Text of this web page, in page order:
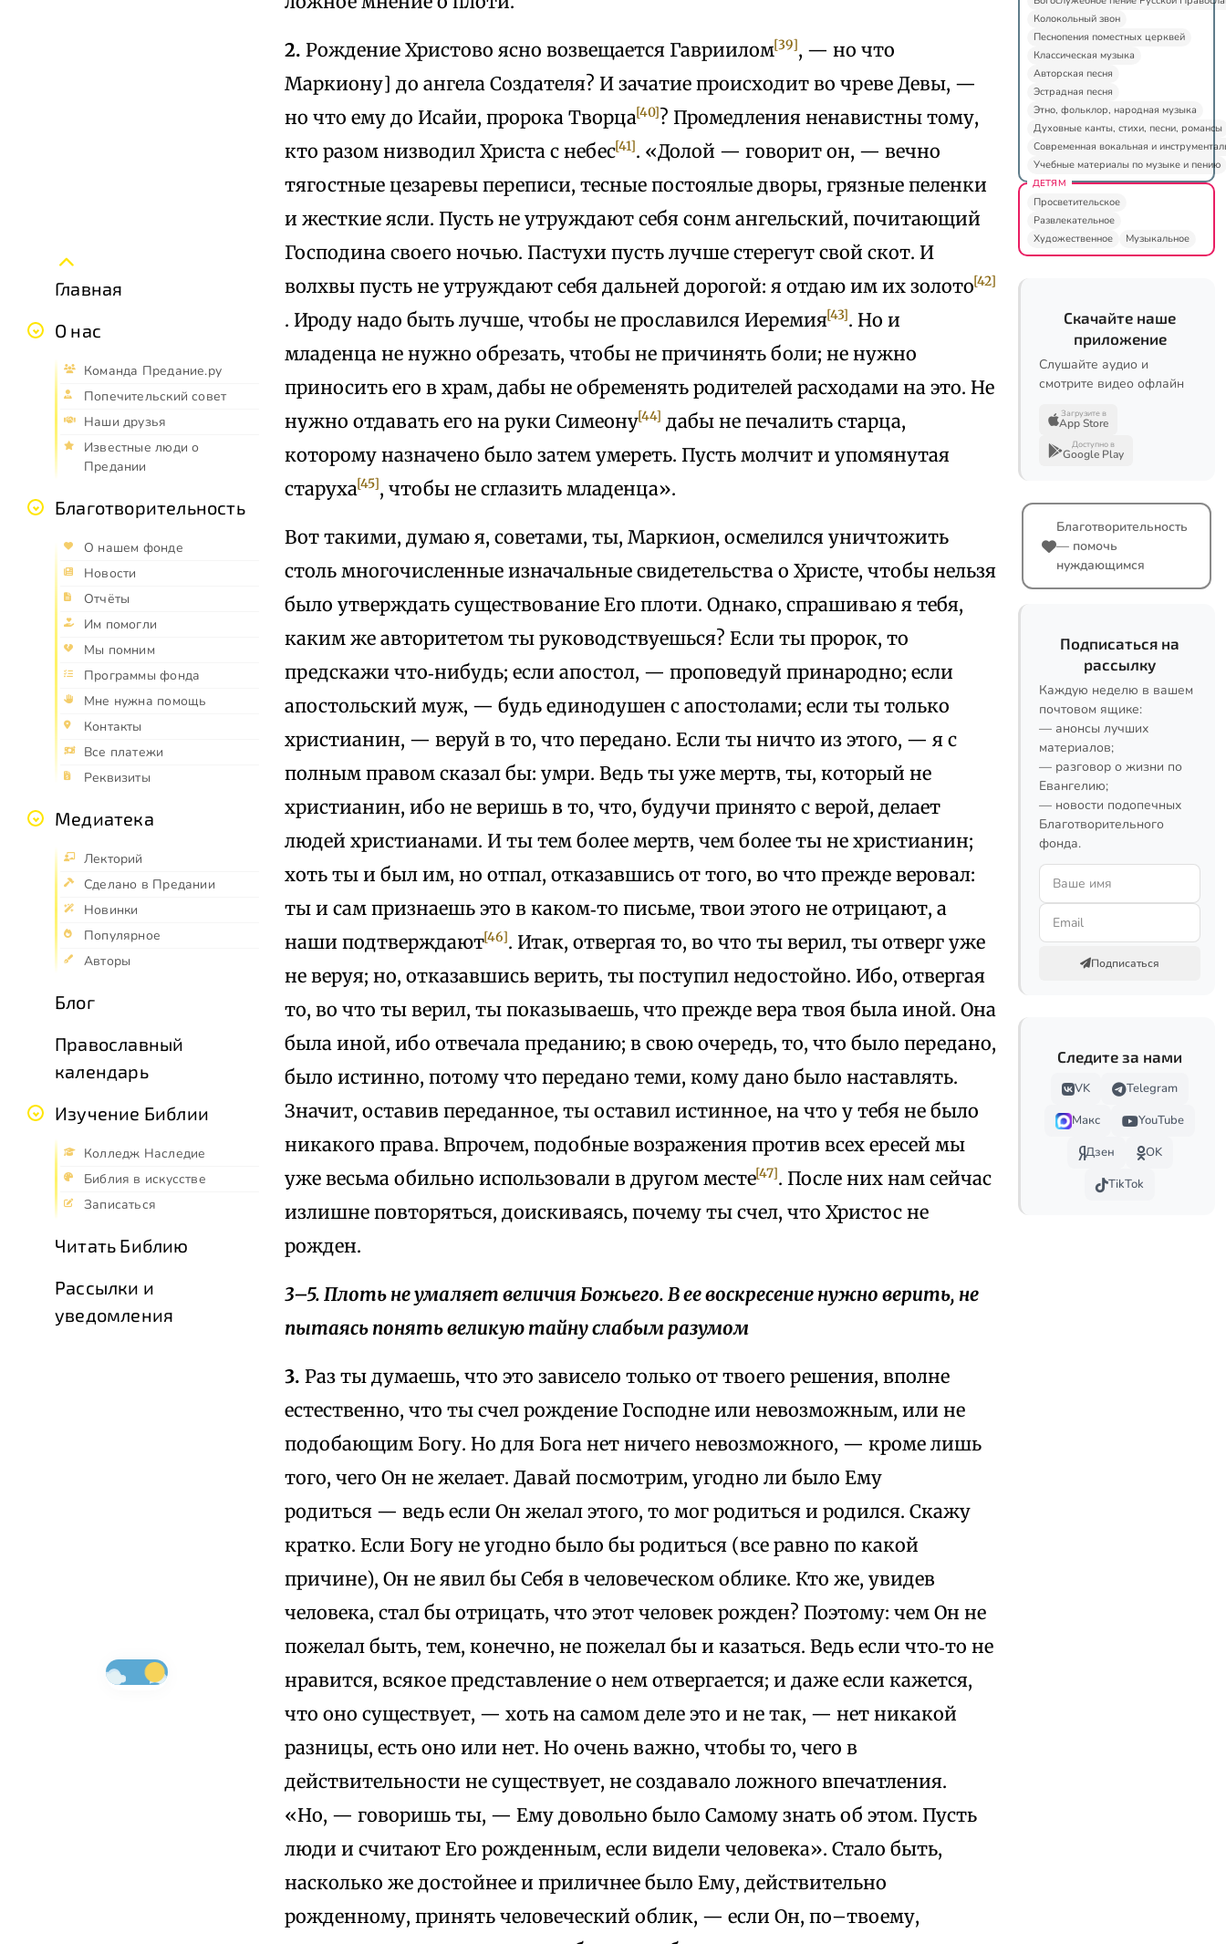
Главная
О нас
Команда Предание.ру
Попечительский совет
Наши друзья
Известные люди о
Предании
Благотворительность
О нашем фонде
Новости
Отчёты
Им помогли
Мы помним
Программы фонда
Мне нужна помощь
Контакты
Все платежи
Реквизиты
Медиатека
Лекторий
Сделано в Предании
Новинки
Популярное
Авторы
Блог
Православный
календарь
Изучение Библии
Колледж Наследие
Библия в искусстве
Записаться
Читать Библию
Рассылки и
уведомления
2. Рождение Христово ясно возвещается Гавриилом[39], — но что
Маркиону] до ангела Создателя? И зачатие происходит во чреве Девы, —
но что ему до Исайи, пророка Творца[40]? Промедления ненавистны тому,
кто разом низводил Христа с небес[41]. «Долой — говорит он, — вечно
тягостные цезаревы переписи, тесные постоялые дворы, грязные пеленки
и жесткие ясли. Пусть не утруждают себя сонм ангельский, почитающий
Господина своего ночью. Пастухи пусть лучше стерегут свой скот. И
волхвы пусть не утруждают себя дальней дорогой: я отдаю им их золото[42]
. Ироду надо быть лучше, чтобы не прославился Иеремия[43]. Но и
младенца не нужно обрезать, чтобы не причинять боли; не нужно
приносить его в храм, дабы не обременять родителей расходами на это. Не
нужно отдавать его на руки Симеону[44] дабы не печалить старца,
которому назначено было затем умереть. Пусть молчит и упомянутая
старуха[45], чтобы не сглазить младенца».
Вот такими, думаю я, советами, ты, Маркион, осмелился уничтожить
столь многочисленные изначальные свидетельства о Христе, чтобы нельзя
было утверждать существование Его плоти. Однако, спрашиваю я тебя,
каким же авторитетом ты руководствуешься? Если ты пророк, то
предскажи что‑нибудь; если апостол, — проповедуй принародно; если
апостольский муж, — будь единодушен с апостолами; если ты только
христианин, — веруй в то, что передано. Если ты ничто из этого, — я с
полным правом сказал бы: умри. Ведь ты уже мертв, ты, который не
христианин, ибо не веришь в то, что, будучи принято с верой, делает
людей христианами. И ты тем более мертв, чем более ты не христианин;
хоть ты и был им, но отпал, отказавшись от того, во что прежде веровал:
ты и сам признаешь это в каком‑то письме, твои этого не отрицают, а
наши подтверждают[46]. Итак, отвергая то, во что ты верил, ты отверг уже
не веруя; но, отказавшись верить, ты поступил недостойно. Ибо, отвергая
то, во что ты верил, ты показываешь, что прежде вера твоя была иной. Она
была иной, ибо отвечала преданию; в свою очередь, то, что было передано,
было истинно, потому что передано теми, кому дано было наставлять.
Значит, оставив переданное, ты оставил истинное, на что у тебя не было
никакого права. Впрочем, подобные возражения против всех ересей мы
уже весьма обильно использовали в другом месте[47]. После них нам сейчас
излишне повторяться, доискиваясь, почему ты счел, что Христос не
рожден.
3–5. Плоть не умаляет величия Божьего. В ее воскресение нужно верить, не
пытаясь понять великую тайну слабым разумом
3. Раз ты думаешь, что это зависело только от твоего решения, вполне
естественно, что ты счел рождение Господне или невозможным, или не
подобающим Богу. Но для Бога нет ничего невозможного, — кроме лишь
того, чего Он не желает. Давай посмотрим, угодно ли было Ему
родиться — ведь если Он желал этого, то мог родиться и родился. Скажу
кратко. Если Богу не угодно было бы родиться (все равно по какой
причине), Он не явил бы Себя в человеческом облике. Кто же, увидев
человека, стал бы отрицать, что этот человек рожден? Поэтому: чем Он не
пожелал быть, тем, конечно, не пожелал бы и казаться. Ведь если что‑то не
нравится, всякое представление о нем отвергается; и даже если кажется,
что оно существует, — хоть на самом деле это и не так, — нет никакой
разницы, есть оно или нет. Но очень важно, чтобы то, чего в
действительности не существует, не создавало ложного впечатления.
«Но, — говоришь ты, — Ему довольно было Самому знать об этом. Пусть
люди и считают Его рожденным, если видели человека». Стало быть,
насколько же достойнее и приличнее было Ему, действительно
рожденному, принять человеческий облик, — если Он, по–твоему,
Колокольный звон
Песнопения поместных церквей
Классическая музыка
Авторская песня
Эстрадная песня
Этно, фольклор, народная музыка
Духовные канты, стихи, песни, романсы
Современная вокальная и
Учебные материалы по музыке и пению
ДЕТЯМ
Просветительское
Развлекательное
Художественное
Музыкальное
Скачайте наше
приложение
Слушайте аудио и
смотрите видео офлайн
Загрузите в
App Store
Доступно в
Google Play
Благотворительность
— помочь
нуждающимся
Подписаться на
рассылку
Каждую неделю в вашем
почтовом ящике:
— анонсы лучших
материалов;
— разговор о жизни по
Евангелию;
— новости подопечных
Благотворительного
фонда.
Подписаться
Следите за нами
VK
Telegram
Макс
YouTube
Дзен
OK
TikTok